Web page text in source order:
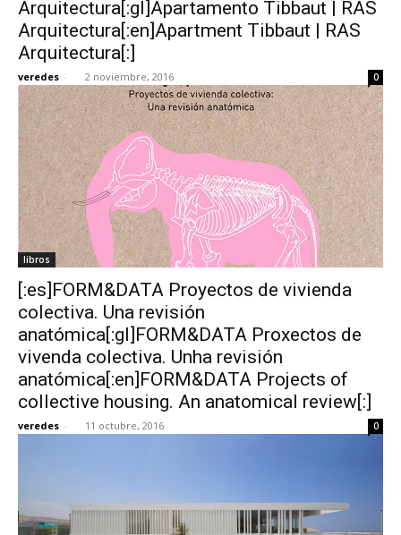
Arquitectura[:gl]Apartamento Tibbaut | RAS
Arquitectura[:en]Apartment Tibbaut | RAS
Arquitectura[:]
veredes - 2 noviembre, 2016 0
libros
[:es]FORM&DATA Proyectos de vivienda
colectiva. Una revisión
anatómica[:gl]FORM&DATA Proxectos de
vivenda colectiva. Unha revisión
anatómica[:en]FORM&DATA Projects of
collective housing. An anatomical review[:]
veredes - 11 octubre, 2016 0